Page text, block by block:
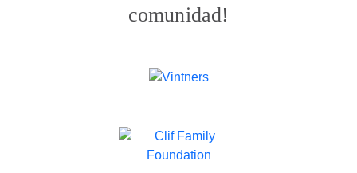
comunidad!